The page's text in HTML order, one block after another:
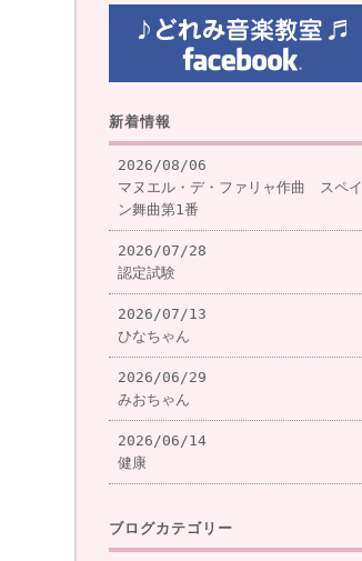
新着情報
2026/08/06
マヌエル・デ・ファリャ作曲 スペイ
ン舞曲第1番
2026/07/28
認定試験
2026/07/13
ひなちゃん
2026/06/29
みおちゃん
2026/06/14
健康
ブログカテゴリー